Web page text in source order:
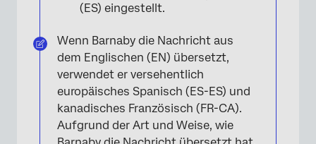
(ES) eingestellt.
Wenn Barnaby die Nachricht aus
dem Englischen (EN) übersetzt,
verwendet er versehentlich
europäisches Spanisch (ES-ES) und
kanadisches Französisch (FR-CA).
Aufgrund der Art und Weise, wie